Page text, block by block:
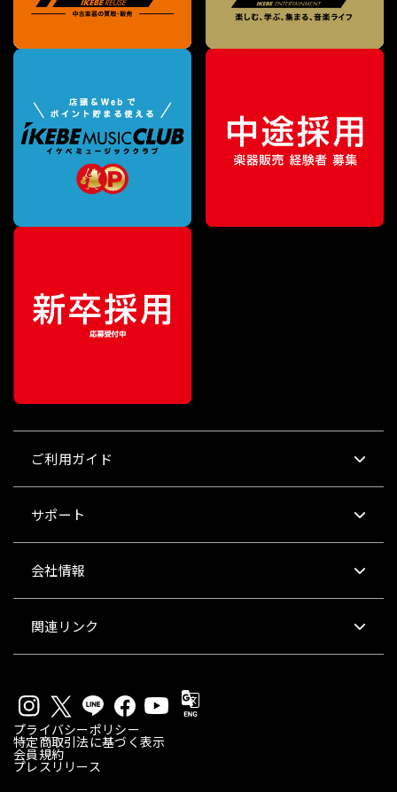
ご利用ガイド
サポート
会社情報
関連リンク
プライバシーポリシー
特定商取引法に基づく表示
会員規約
プレスリリース